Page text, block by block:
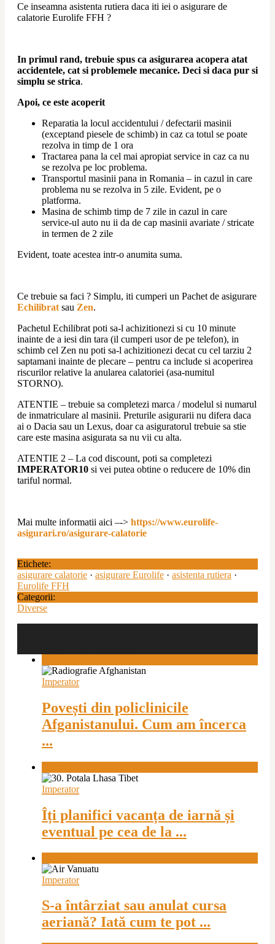
Ce inseamna asistenta rutiera daca iti iei o asigurare de
calatorie Eurolife FFH ?
In primul rand, trebuie spus ca asigurarea acopera atat
accidentele, cat si problemele mecanice. Deci si daca pur si
simplu se strica.
Apoi, ce este acoperit
Reparatia la locul accidentului / defectarii masinii
(exceptand piesele de schimb) in caz ca totul se poate
rezolva in timp de 1 ora
Tractarea pana la cel mai apropiat service in caz ca nu
se rezolva pe loc problema.
Transportul masinii pana in Romania – in cazul in care
problema nu se rezolva in 5 zile. Evident, pe o
platforma.
Masina de schimb timp de 7 zile in cazul in care
service-ul auto nu ii da de cap masinii avariate / stricate
in termen de 2 zile
Evident, toate acestea intr-o anumita suma.
Echilibrat sau Zen.
Pachetul Echilibrat poti sa-l achizitionezi si cu 10 minute
inainte de a iesi din tara (il cumperi usor de pe telefon), in
schimb cel Zen nu poti sa-l achizitionezi decat cu cel tarziu 2
saptamani inainte de plecare – pentru ca include si acoperirea
riscurilor relative la anularea calatoriei (asa-numitul
STORNO).
ATENTIE – trebuie sa completezi marca / modelul si numarul
de inmatriculare al masinii. Preturile asigurarii nu difera daca
ai o Dacia sau un Lexus, doar ca asiguratorul trebuie sa stie
care este masina asigurata sa nu vii cu alta.
IMPERATOR10 si vei putea obtine o reducere de 10% din
tariful normal.
Mai multe informatii aici –-> https://www.eurolife-
asigurari.ro/asigurare-calatorie
Etichete:
asigurare calatorie · asigurare Eurolife · asistenta rutiera ·
Eurolife FFH
Categorii:
Diverse
Imperator
Povești din policlinicile
Afganistanului. Cum am încerca
...
Imperator
Îți planifici vacanța de iarnă și
eventual pe cea de la ...
Imperator
S-a întârziat sau anulat cursa
aeriană? Iată cum te pot ...